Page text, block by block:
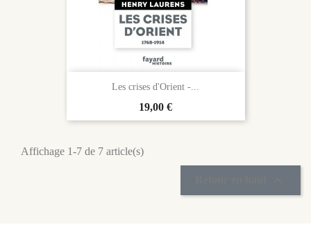
Les crises d'Orient -...
Prix
19,00 €
Affichage 1-7 de 7 article(s)